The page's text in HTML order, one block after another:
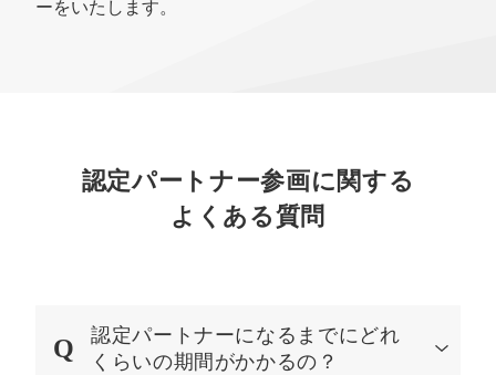
ーをいたします。
認定パートナー参画に関する
よくある質問
認定パートナーになるまでにどれ
くらいの期間がかかるの？